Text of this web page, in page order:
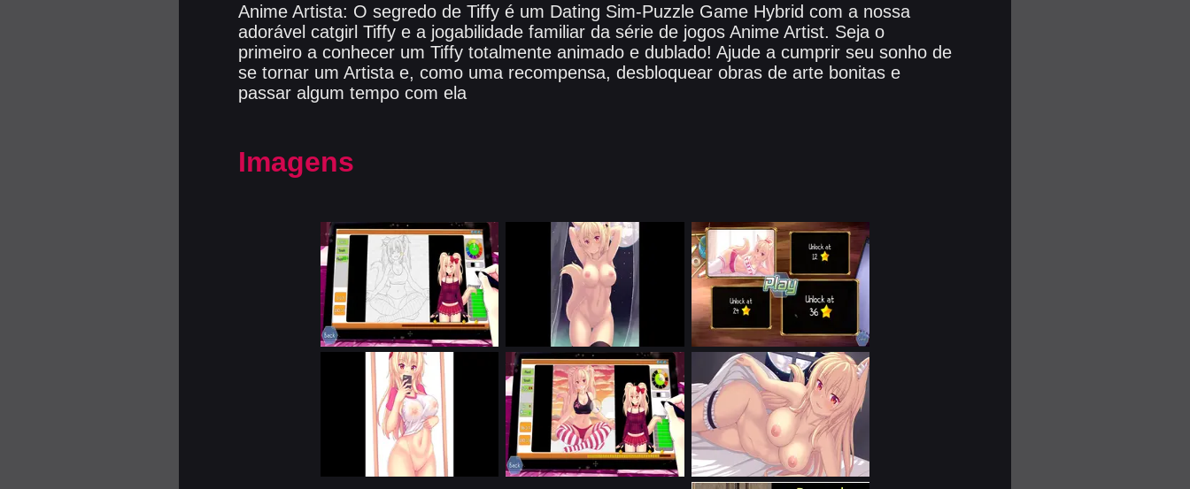
Anime Artista: O segredo de Tiffy é um Dating Sim-Puzzle Game Hybrid com a nossa
adorável catgirl Tiffy e a jogabilidade familiar da série de jogos Anime Artist. Seja o
primeiro a conhecer um Tiffy totalmente animado e dublado! Ajude a cumprir seu sonho de
se tornar um Artista e, como uma recompensa, desbloquear obras de arte bonitas e
passar algum tempo com ela
Imagens